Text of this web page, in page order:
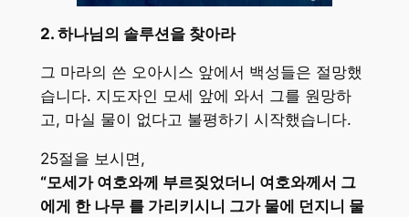
2. 하나님의 솔루션을 찾아라
그 마라의 쓴 오아시스 앞에서 백성들은 절망했
습니다. 지도자인 모세 앞에 와서 그를 원망하
고, 마실 물이 없다고 불평하기 시작했습니다.
25절을 보시면,
“모세가 여호와께 부르짖었더니 여호와께서 그
에게 한 나무 를 가리키시니 그가 물에 던지니 물